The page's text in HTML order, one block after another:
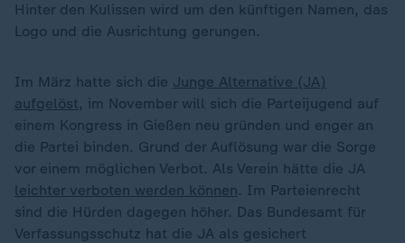
Hinter den Kulissen wird um den künftigen Namen, das
Logo und die Ausrichtung gerungen.
Im März hatte sich die Junge Alternative (JA)
aufgelöst, im November will sich die Parteijugend auf
einem Kongress in Gießen neu gründen und enger an
die Partei binden. Grund der Auflösung war die Sorge
vor einem möglichen Verbot. Als Verein hätte die JA
leichter verboten werden können. Im Parteienrecht
sind die Hürden dagegen höher. Das Bundesamt für
Verfassungsschutz hat die JA als gesichert